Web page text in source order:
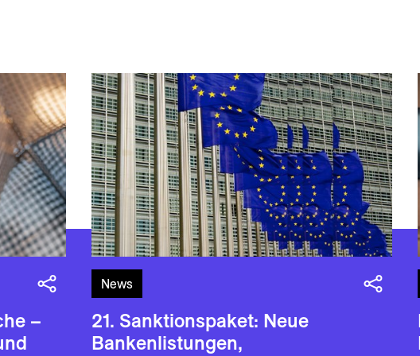
–
News
21. Sanktionspaket: Neue
Bankenlistungen,